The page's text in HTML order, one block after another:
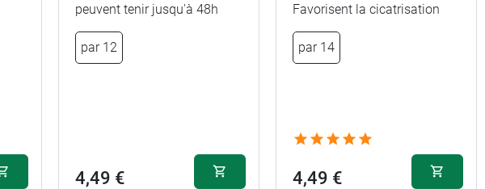
Animaux de la
jungle
peuvent tenir jusqu'à 48h
par 12
4,49 €
Favorisent la cicatrisation
par 14
4,49 €